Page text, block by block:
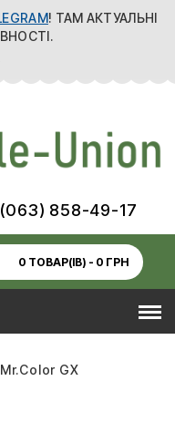
! ТАМ АКТУАЛЬНІ
858-49-17
0 ТОВАР(ІВ) - 0 ГРН
Mr.Color GX